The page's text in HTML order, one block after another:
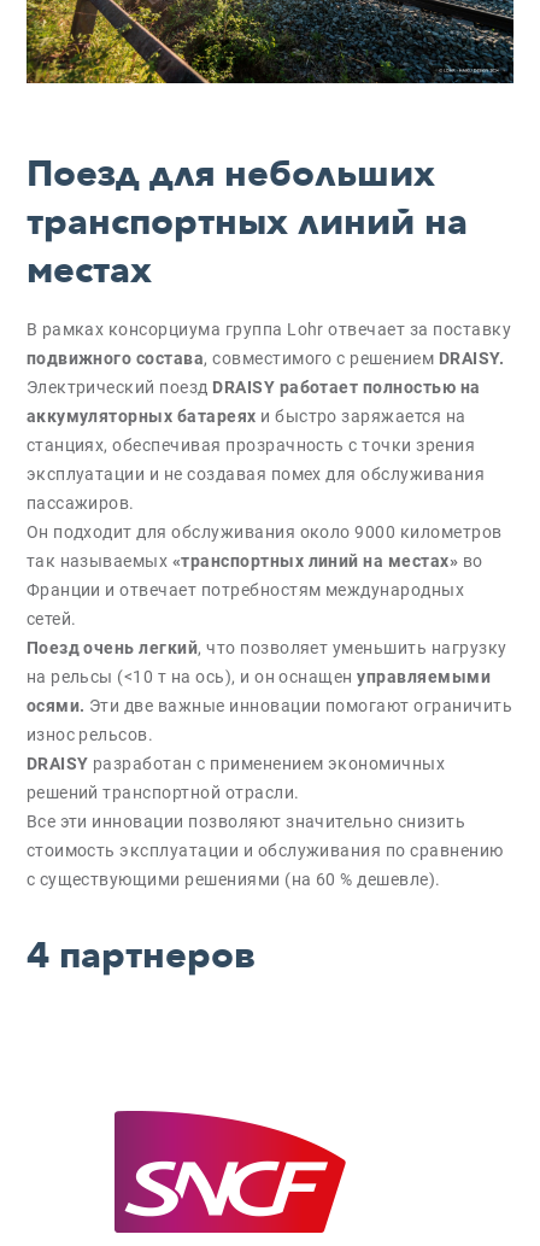
Поезд для небольших
транспортных линий на
местах
В рамках консорциума группа Lohr отвечает за поставку
подвижного состава, совместимого с решением DRAISY.
Электрический поезд DRAISY работает полностью на
аккумуляторных батареях и быстро заряжается на
станциях, обеспечивая прозрачность с точки зрения
эксплуатации и не создавая помех для обслуживания
пассажиров.
Он подходит для обслуживания около 9000 километров
так называемых «транспортных линий на местах» во
Франции и отвечает потребностям международных
сетей.
Поезд очень легкий, что позволяет уменьшить нагрузку
на рельсы (<10 т на ось), и он оснащенуправляемыми
осями. Эти две важные инновации помогают ограничить
износ рельсов.
DRAISY разработан с применением экономичных
решений транспортной отрасли.
Все эти инновации позволяют значительно снизить
стоимость эксплуатации и обслуживания по сравнению
с существующими решениями (на 60 % дешевле).
4 партнеров